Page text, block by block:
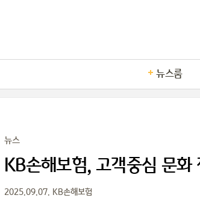
뉴스룸
뉴스
KB손해보험, 고객중심 문화
2025.09.07. KB손해보험